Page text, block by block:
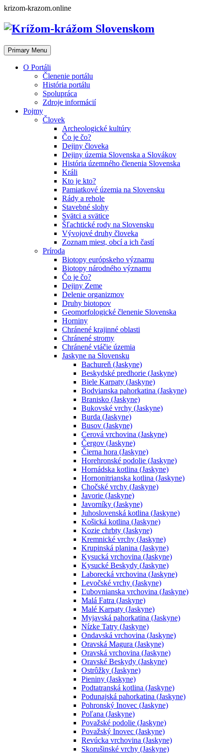
Skip
content
krizom-krazom.online
Primary Menu
O Portáli
Členenie portálu
História portálu
Spolupráca
Zdroje informácií
Pojmy
Človek
Archeologické kultúry
Čo je čo?
Dejiny človeka
Dejiny územia Slovenska a Slovákov
História územného členenia Slovenska
Králi
Kto je kto?
Pamiatkové územia na Slovensku
Rády a rehole
Stavebné slohy
Svätci a svätice
Šľachtické rody na Slovensku
Vývojové druhy človeka
Zoznam miest, obcí a ich častí
Príroda
Biotopy európskeho významu
Biotopy národného významu
Čo je čo?
Dejiny Zeme
Delenie organizmov
Druhy biotopov
Geomorfologické členenie Slovenska
Horniny
Chránené krajinné oblasti
Chránené stromy
Chránené vtáčie územia
Jaskyne na Slovensku
Bachureň (Jaskyne)
Beskydské predhorie (Jaskyne)
Biele Karpaty (Jaskyne)
Bodvianska pahorkatina (Jaskyne)
Branisko (Jaskyne)
Bukovské vrchy (Jaskyne)
Burda (Jaskyne)
Busov (Jaskyne)
Cerová vrchovina (Jaskyne)
Čergov (Jaskyne)
Čierna hora (Jaskyne)
Horehronské podolie (Jaskyne)
Hornádska kotlina (Jaskyne)
Hornonitrianska kotlina (Jaskyne)
Chočské vrchy (Jaskyne)
Javorie (Jaskyne)
Javorníky (Jaskyne)
Juhoslovenská kotlina (Jaskyne)
Košická kotlina (Jaskyne)
Kozie chrbty (Jaskyne)
Kremnické vrchy (Jaskyne)
Krupinská planina (Jaskyne)
Kysucká vrchovina (Jaskyne)
Kysucké Beskydy (Jaskyne)
Laborecká vrchovina (Jaskyne)
Levočské vrchy (Jaskyne)
Ľubovnianska vrchovina (Jaskyne)
Malá Fatra (Jaskyne)
Malé Karpaty (Jaskyne)
Myjavská pahorkatina (Jaskyne)
Nízke Tatry (Jaskyne)
Ondavská vrchovina (Jaskyne)
Oravská Magura (Jaskyne)
Oravská vrchovina (Jaskyne)
Oravské Beskydy (Jaskyne)
Ostrôžky (Jaskyne)
Pieniny (Jaskyne)
Podtatranská kotlina (Jaskyne)
Podunajská pahorkatina (Jaskyne)
Pohronský Inovec (Jaskyne)
Poľana (Jaskyne)
Považské podolie (Jaskyne)
Považský Inovec (Jaskyne)
Revúcka vrchovina (Jaskyne)
Skorušinské vrchy (Jaskyne)